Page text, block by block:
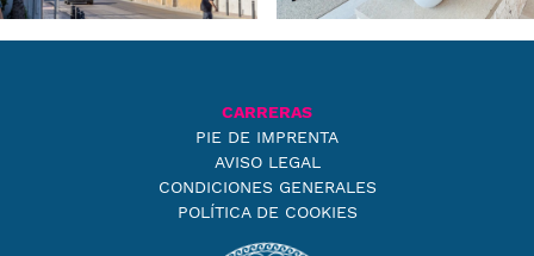
CARRERAS
PIE DE IMPRENTA
AVISO LEGAL
CONDICIONES GENERALES
POLÍTICA DE COOKIES